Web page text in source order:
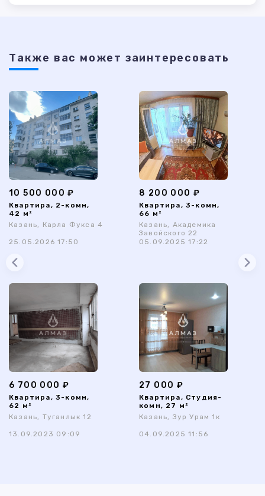
Также ваc может заинтересовать
10 500 000 ₽
Квартира, 2-комн,
42 м²
Казань, Карла Фукса 4
25.05.2026 17:50
8 200 000 ₽
Квартира, 3-комн,
66 м²
Казань, Академика
Завойского 22
05.09.2025 17:22
6 700 000 ₽
Квартира, 3-комн,
62 м²
Казань, Туганлык 12
13.09.2023 09:09
27 000 ₽
Квартира, Студия-
комн, 27 м²
Казань, Зур Урам 1к
04.09.2025 11:56